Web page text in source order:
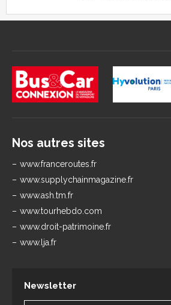
Nos autres sites
www.franceroutes.fr
www.supplychainmagazine.fr
www.ash.tm.fr
www.tourhebdo.com
www.droit-patrimoine.fr
www.lja.fr
Newsletter